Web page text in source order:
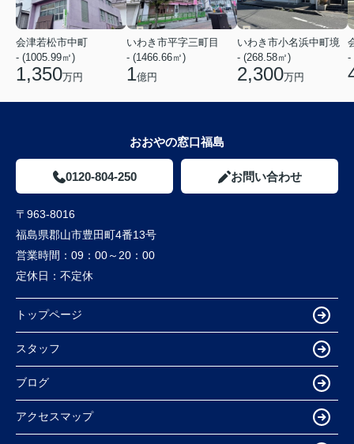
会津若松市中町
- (1005.99㎡)
1,350万円
いわき市平字三町目
- (1466.66㎡)
1億円
いわき市小名浜中町境
- (268.58㎡)
2,300万円
-
おおやの窓口福島
0120-804-250 お問い合わせ
〒963-8016
福島県郡山市豊田町4番13号
営業時間： 09：00～20：00
定休日： 不定休
トップページ
スタッフ
ブログ
アクセスマップ